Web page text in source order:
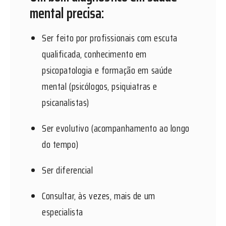
mental precisa:
Ser feito por profissionais com escuta
qualificada, conhecimento em
psicopatologia e formação em saúde
mental (psicólogos, psiquiatras e
psicanalistas)
Ser evolutivo (acompanhamento ao longo
do tempo)
Ser diferencial
Consultar, às vezes, mais de um
especialista